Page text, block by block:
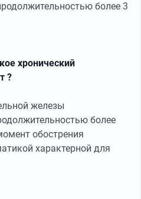
более 3
хронический
?
железы
более
обострения
характерной для